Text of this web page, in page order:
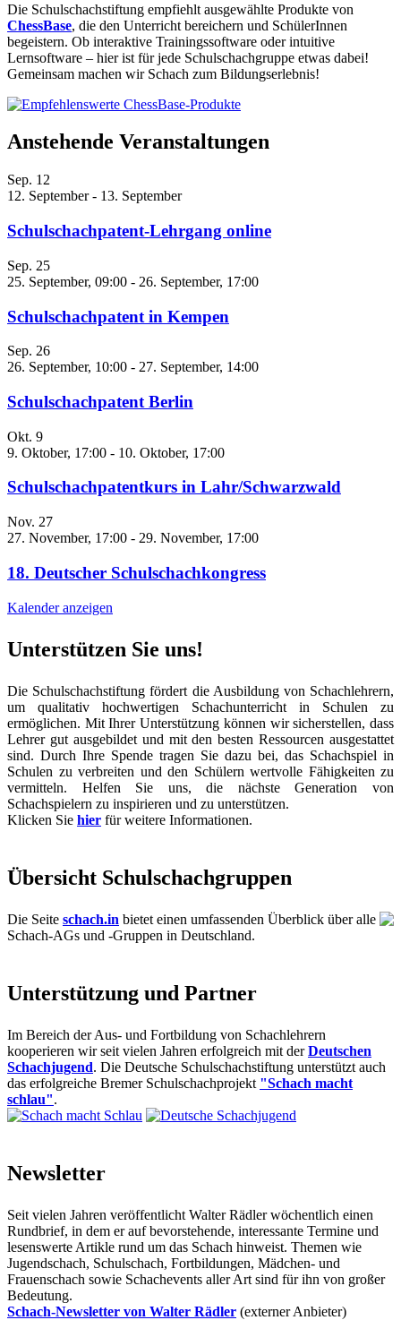
Die Schulschachstiftung empfiehlt ausgewählte Produkte von
ChessBase, die den Unterricht bereichern und SchülerInnen
begeistern. Ob interaktive Trainingssoftware oder intuitive
Lernsoftware – hier ist für jede Schulschachgruppe etwas dabei!
Gemeinsam machen wir Schach zum Bildungserlebnis!
Anstehende Veranstaltungen
Sep. 12
12. September- 13. September
Schulschachpatent-Lehrgang online
Sep. 25
25. September, 09:00 - 26. September, 17:00
Schulschachpatent in Kempen
Sep. 26
26. September, 10:00 - 27. September, 14:00
Schulschachpatent Berlin
Okt. 9
9. Oktober, 17:00 - 10. Oktober, 17:00
Schulschachpatentkurs in Lahr/Schwarzwald
Nov. 27
27. November, 17:00 - 29. November, 17:00
18. Deutscher Schulschachkongress
Kalender anzeigen
Unterstützen Sie uns!
Die Schulschachstiftung fördert die Ausbildung von Schachlehrern,
um qualitativ hochwertigen Schachunterricht in Schulen zu
ermöglichen. Mit Ihrer Unterstützung können wir sicherstellen, dass
Lehrer gut ausgebildet und mit den besten Ressourcen ausgestattet
sind. Durch Ihre Spende tragen Sie dazu bei, das Schachspiel in
Schulen zu verbreiten und den Schülern wertvolle Fähigkeiten zu
vermitteln. Helfen Sie uns, die nächste Generation von
Schachspielern zu inspirieren und zu unterstützen.
Klicken Sie hier für weitere Informationen.
Übersicht Schulschachgruppen
Die Seite schach.in bietet einen umfassenden Überblick über alle
Schach-AGs und -Gruppen in Deutschland.
Unterstützung und Partner
Im Bereich der Aus- und Fortbildung von Schachlehrern
kooperieren wir seit vielen Jahren erfolgreich mit derDeutschen
Schachjugend. Die Deutsche Schulschachstiftung unterstützt auch
das erfolgreiche Bremer Schulschachprojekt "Schach macht
schlau".
Newsletter
Seit vielen Jahren veröffentlicht Walter Rädler wöchentlich einen
Rundbrief, in dem er auf bevorstehende, interessante Termine und
lesenswerte Artikle rund um das Schach hinweist. Themen wie
Jugendschach, Schulschach, Fortbildungen, Mädchen- und
Frauenschach sowie Schachevents aller Art sind für ihn von großer
Bedeutung.
Schach-Newsletter von Walter Rädler (externer Anbieter)